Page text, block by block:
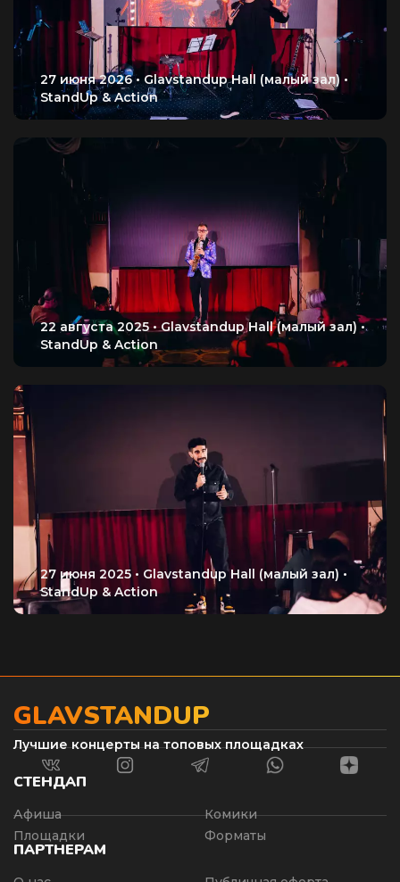
GLAVSTANDUP
Лучшие концерты на топовых площадках
СТЕНДАП
Афиша
Площадки
Комики
Форматы
ПАРТНЕРАМ